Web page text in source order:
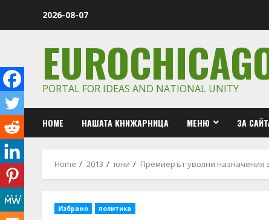
2026-08-07
PORTAL FOR IDEAS AND NATIONAL UNITY
HOME НАШАТА КНИЖАРНИЦА МЕНЮ ЗА
Home 2013 юни Премиерът уволни назначения
Избрано политика